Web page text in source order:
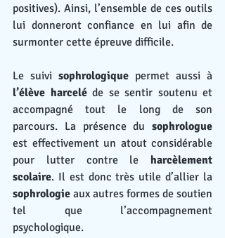
positives). Ainsi, l’ensemble de ces outils
lui donneront confiance en lui afin de
surmonter cette épreuve difficile.
Le suivi sophrologique
l’élève harcelé de se sentir soutenu et
accompagné tout le long de son
parcours. La présence du sophrologue
est effectivement un atout considérable
pour lutter contre le harcèlement
scolaire
sophrologie aux autres formes de soutien
tel que l’accompagnement
psychologique.